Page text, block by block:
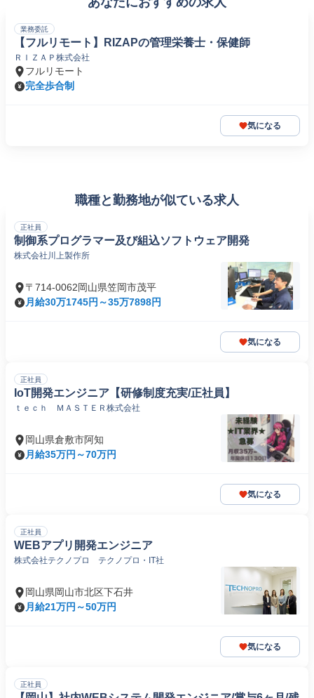
業務委託
【フルリモート】RIZAPの管理栄養士・保健師
ＲＩＺＡＰ株式会社
フルリモート
完全歩合制
気になる
職種と勤務地が似ている求人
正社員
制御系プログラマー及び組込ソフトウェア開発
株式会社川上製作所
〒714-0062岡山県笠岡市茂平
月給30万1745円～35万7898円
気になる
正社員
IoT開発エンジニア【研修制度充実/正社員】
ｔｅｃｈ ＭＡＳＴＥＲ株式会社
岡山県倉敷市阿知
月給35万円～70万円
気になる
正社員
WEBアプリ開発エンジニア
株式会社テクノプロ テクノプロ・IT社
岡山県岡山市北区下石井
月給21万円～50万円
気になる
正社員